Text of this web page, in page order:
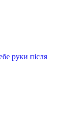
руки після